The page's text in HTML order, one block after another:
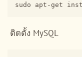
sudo apt-get
ติดตั้ง MySQL